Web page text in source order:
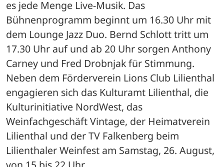
es jede Menge Live-Musik. Das
Bühnenprogramm beginnt um 16.30 Uhr mit
dem Lounge Jazz Duo. Bernd Schlott tritt um
17.30 Uhr auf und ab 20 Uhr sorgen Anthony
Carney und Fred Drobnjak für Stimmung.
Neben dem Förderverein Lions Club Lilienthal
engagieren sich das Kulturamt Lilienthal, die
Kulturinitiative NordWest, das
Weinfachgeschäft Vintage, der Heimatverein
Lilienthal und der TV Falkenberg beim
Lilienthaler Weinfest am Samstag, 26. August,